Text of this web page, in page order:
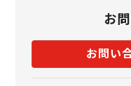
お
お問い